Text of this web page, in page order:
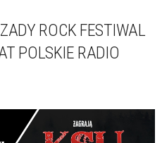
ROCK FESTIWAL
POLSKIE RADIO